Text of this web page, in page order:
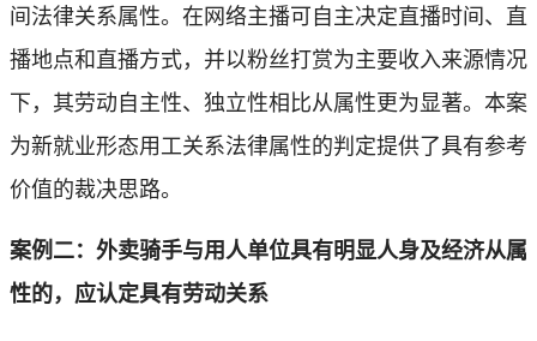
间法律关系属性。在网络主播可自主决定直播时间、直
播地点和直播方式，并以粉丝打赏为主要收入来源情况
下，其劳动自主性、独立性相比从属性更为显著。本案
为新就业形态用工关系法律属性的判定提供了具有参考
价值的裁决思路。
案例二：外卖骑手与用人单位具有明显人身及经济从属
性的，应认定具有劳动关系